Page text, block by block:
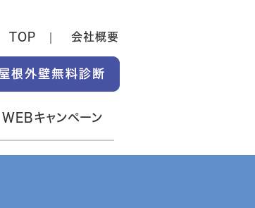
TOP 会社概要
WEBキャンペーン